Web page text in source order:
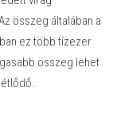
összeg általában a
ez több tízezer
összeg lehet